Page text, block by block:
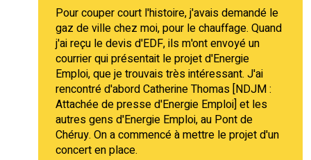
Pour couper court l'histoire, j'avais demandé le
gaz de ville chez moi, pour le chauffage. Quand
j'ai reçu le devis d'EDF, ils m'ont envoyé un
courrier qui présentait le projet d'Energie
Emploi, que je trouvais très intéressant. J'ai
rencontré d'abord Catherine Thomas [NDJM :
Attachée de presse d'Energie Emploi] et les
autres gens d'Energie Emploi, au Pont de
Chéruy. On a commencé à mettre le projet d'un
concert en place.